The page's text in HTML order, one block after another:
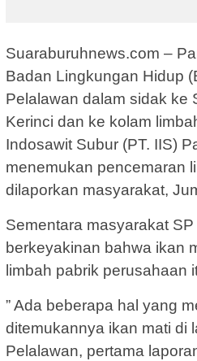
Suaraburuhnews.com –
Badan Lingkungan Hidup
Pelalawan dalam sidak ke
Kerinci dan ke kolam
Indosawit Subur (PT. IIS)
menemukan pencemaran
dilaporkan masyarakat,
Sementara masyarakat
berkeyakinan bahwa ikan
limbah pabrik perusahaan
” Ada beberapa hal yang
ditemukannya ikan mati di
Pelalawan, pertama